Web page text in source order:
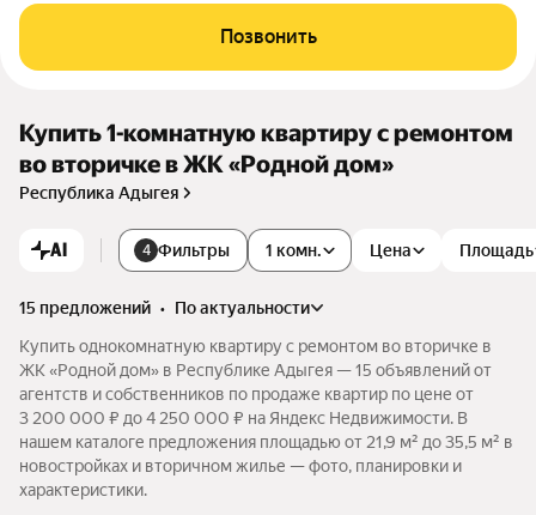
Позвонить
Купить 1-комнатную квартиру с ремонтом
во вторичке в ЖК «Родной дом»
Республика Адыгея
AI 4 Фильтры 1 комн. Цена Площадь
15 предложений •
по актуальности
Купить однокомнатную квартиру с ремонтом во вторичке в
ЖК «Родной дом» в Республике Адыгея — 15 объявлений от
агентств и собственников по продаже квартир по цене от
3 200 000 ₽ до 4 250 000 ₽ на Яндекс Недвижимости. В
нашем каталоге предложения площадью от 21,9 м² до 35,5 м² в
новостройках и вторичном жилье — фото, планировки и
характеристики.